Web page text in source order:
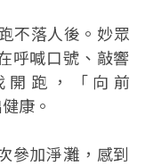
不落人後。妙眾
呼喊口號、敲響
跑，「向前
康。
參加淨灘，感到